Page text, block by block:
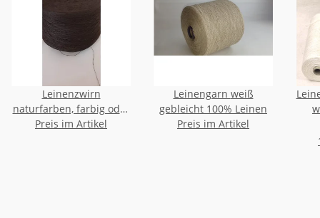
Leinenzwirn
naturfarben, farbig oder
weiß
Preis im Artikel
Leinengarn weiß
gebleicht 100% Leinen
Preis im Artikel